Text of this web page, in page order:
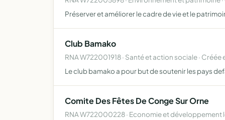
Préserver et améliorer le cadre de vie et le
Club Bamako
RNA W722001918 · Santé et action sociale · Créée
Le club bamako a pour but de soutenir les pays
Comite Des Fêtes De Conge Sur Orne
RNA W722000228 · Economie et développement